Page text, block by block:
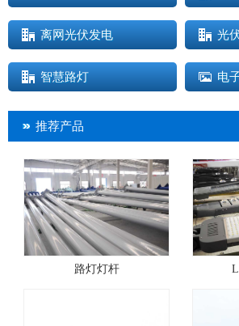
离网光伏发电 光
智慧路灯 电
推荐产品
路灯灯杆